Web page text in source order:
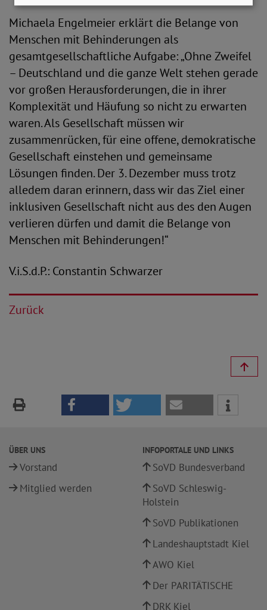
Michaela Engelmeier erklärt die Belange von
Menschen mit Behinderungen als
gesamtgesellschaftliche Aufgabe: „Ohne Zweifel
– Deutschland und die ganze Welt stehen gerade
vor großen Herausforderungen, die in ihrer
Komplexität und Häufung so nicht zu erwarten
waren. Als Gesellschaft müssen wir
zusammenrücken, für eine offene, demokratische
Gesellschaft einstehen und gemeinsame
Lösungen finden. Der 3. Dezember muss trotz
alledem daran erinnern, dass wir das Ziel einer
inklusiven Gesellschaft nicht aus des den Augen
verlieren dürfen und damit die Belange von
Menschen mit Behinderungen!“
V.i.S.d.P.: Constantin Schwarzer
Zurück
ÜBER UNS
Vorstand
Mitglied werden
INFOPORTALE UND LINKS
SoVD Bundesverband
SoVD Schleswig-
Holstein
SoVD Publikationen
Landeshauptstadt Kiel
AWO Kiel
Der PARITÄTISCHE
DRK Kiel